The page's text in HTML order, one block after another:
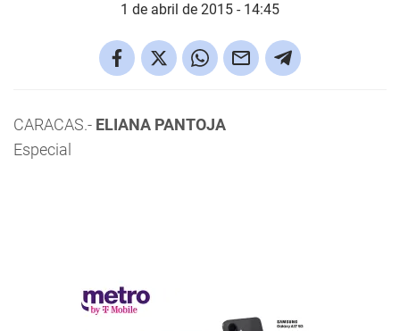
1 de abril de 2015 - 14:45
CARACAS.- ELIANA PANTOJA
Especial